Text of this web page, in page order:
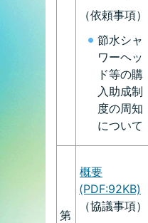
（依頼事項）
節水シャ
ワーヘッ
ド等の購
入助成制
度の周知
について
第
概要
(PDF:92KB)
（協議事項）